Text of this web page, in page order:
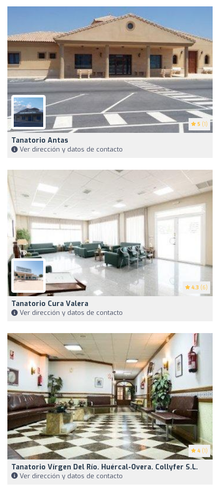
5 (1)
Tanatorio Antas
Ver dirección y datos de contacto
4.3 (6)
Tanatorio Cura Valera
Ver dirección y datos de contacto
4 (1)
Tanatorio Vírgen Del Río. Huércal-Overa. Collyfer S.L.
Ver dirección y datos de contacto